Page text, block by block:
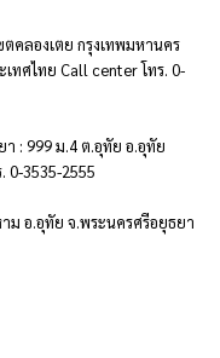
คลองเตย กรุงเทพมหานคร
ทศไทย Call center โทร. 0-
: 999 ม.4 ต.อุทัย อ.อุทัย
0-3535-2555
ม อ.อุทัย จ.พระนครศรีอยุธยา